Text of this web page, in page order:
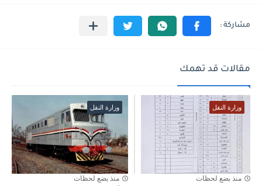
مقالات قد تهمك
وزارة النقل
منذ بضع لحظات
وزارة النقل
منذ بضع لحظات